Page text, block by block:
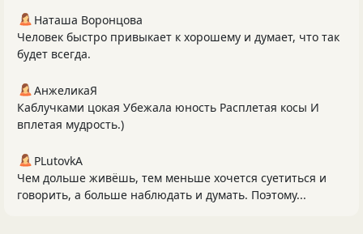
Наташа Воронцова
Человек быстро привыкает к хорошему и думает, что так
будет всегда.
АнжеликаЯ
Каблучками цокая Убежала юность Расплетая косы И
вплетая мудрость.)
PLutоvkА
Чем дольше живёшь, тем меньше хочется суетиться и
говорить, а больше наблюдать и думать. Поэтому...